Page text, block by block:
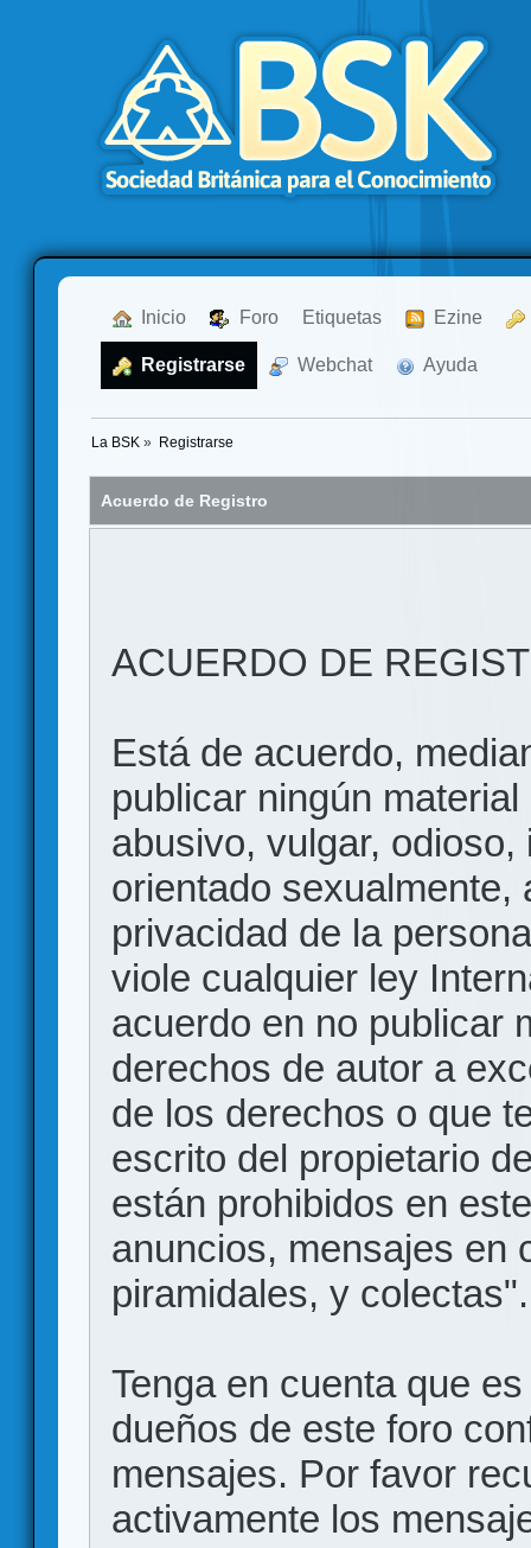
Inicio Foro Etiquetas Ezine
Registrarse Webchat Ayuda
La BSK » Registrarse
Acuerdo de Registro
ACUERDO DE
Está de acuerdo,
publicar ningún
abusivo, vulgar,
orientado sexualmente,
privacidad de la
viole cualquier ley
acuerdo en no publicar
derechos de autor a
de los derechos o que
escrito del propietario
están prohibidos en
anuncios, mensajes en
piramidales, y colectas".
Tenga en cuenta que
dueños de este foro
mensajes. Por favor
activamente los